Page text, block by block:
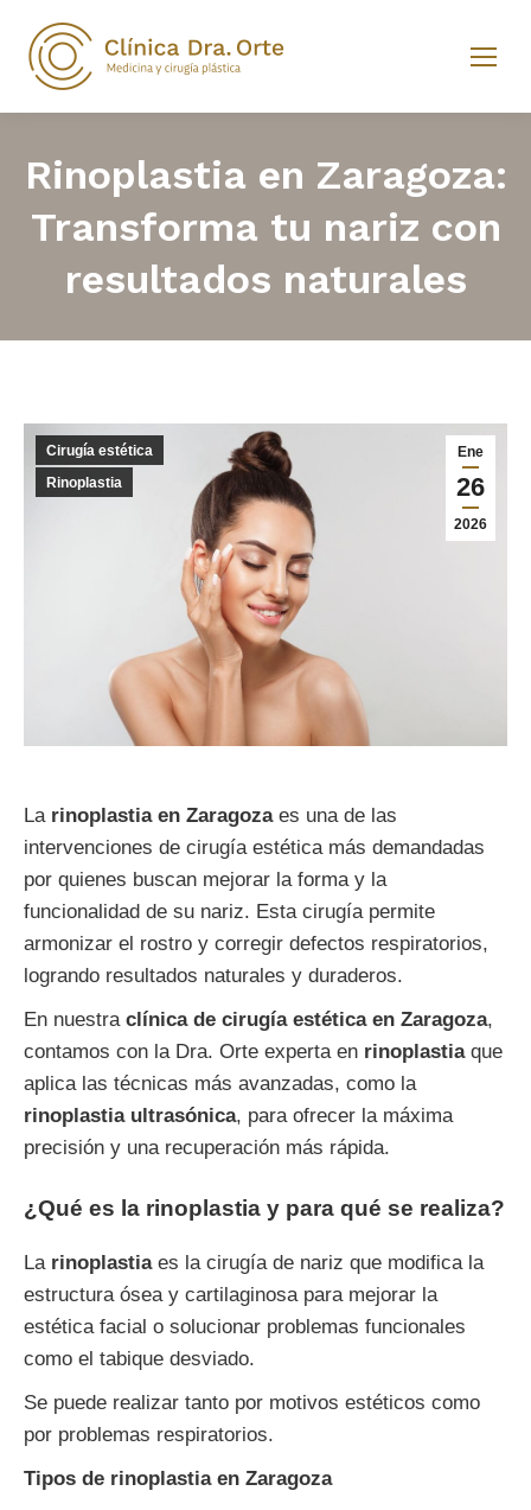
Rinoplastia en Zaragoza:
Transforma tu nariz con
resultados naturales
Ene
26
2026
Cirugía estética
Rinoplastia
La rinoplastia en Zaragozaes una de las
intervenciones de cirugía estética más demandadas
por quienes buscan mejorar la forma y la
funcionalidad de su nariz. Esta cirugía permite
armonizar el rostro y corregir defectos respiratorios,
logrando resultados naturales y duraderos.
En nuestra clínica de cirugía estética en Zaragoza,
contamos con la Dra. Orte experta en rinoplastiaque
aplica las técnicas más avanzadas, como la
rinoplastia ultrasónica, para ofrecer la máxima
precisión y una recuperación más rápida.
¿Qué es la rinoplastia y para qué se realiza?
La rinoplastiaes la cirugía de nariz que modifica la
estructura ósea y cartilaginosa para mejorar la
estética facial o solucionar problemas funcionales
como el tabique desviado.
Se puede realizar tanto por motivos estéticos como
por problemas respiratorios.
Tipos de rinoplastia en Zaragoza